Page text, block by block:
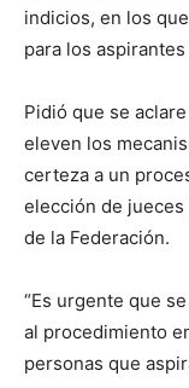
indicios, en los
para los
Pidió que se
eleven los
certeza a un
elección de
de la Federación.
“Es urgente que
al procedimiento
personas que